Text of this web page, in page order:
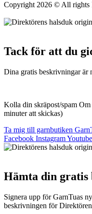
Copyright 2026 © All rights
Tack för att du
Dina gratis beskrivningar
Kolla din skräpost/spam
minuter att skickas)
Ta mig till garnbutiken
Facebook InstagramYoutube
Hämta din gratis
Signera upp för GarnTuas
beskrivningen för